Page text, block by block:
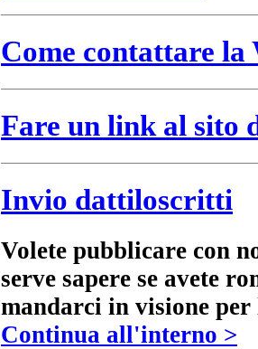
Come contattare
Fare un link al sito
Invio dattiloscritti
Volete pubblicare con
serve sapere se avete
mandarci in visione
Continua all'interno >